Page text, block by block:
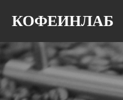
КОФЕИНЛАБ